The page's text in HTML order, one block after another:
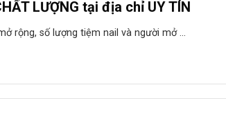
LƯỢNG tại địa chỉ UY TÍN
rộng, số lượng tiệm nail và người mở ...